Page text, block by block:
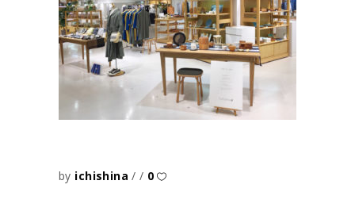
by ichishina 0